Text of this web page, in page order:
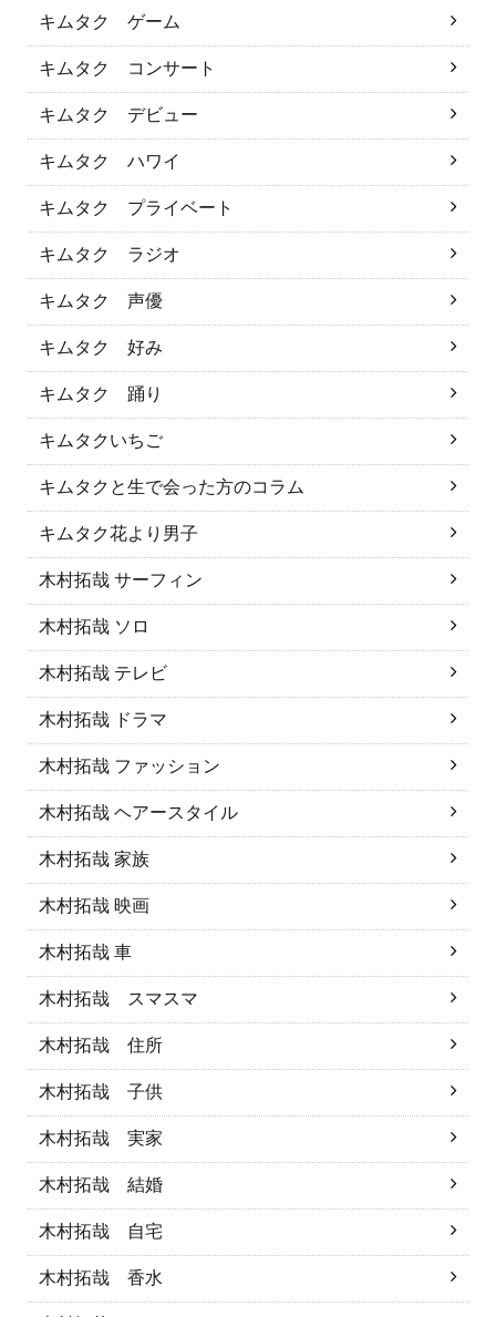
キムタク ゲーム
キムタク コンサート
キムタク デビュー
キムタク ハワイ
キムタク プライベート
キムタク ラジオ
キムタク 声優
キムタク 好み
キムタク 踊り
キムタクいちご
キムタクと生で会った方のコラム
キムタク花より男子
木村拓哉 サーフィン
木村拓哉 ソロ
木村拓哉 テレビ
木村拓哉 ドラマ
木村拓哉 ファッション
木村拓哉 ヘアースタイル
木村拓哉 家族
木村拓哉 映画
木村拓哉 車
木村拓哉 スマスマ
木村拓哉 住所
木村拓哉 子供
木村拓哉 実家
木村拓哉 結婚
木村拓哉 自宅
木村拓哉 香水